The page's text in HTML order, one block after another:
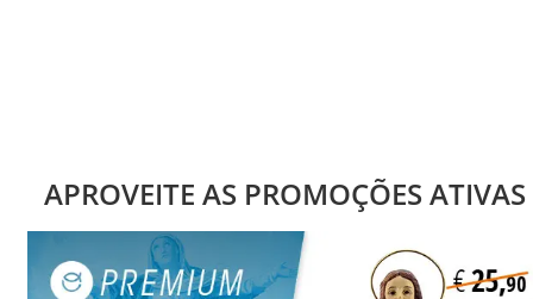
APROVEITE AS PROMOÇÕES ATIVAS